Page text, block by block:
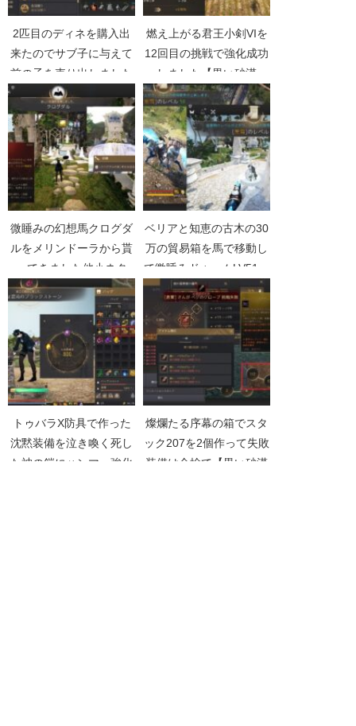
2匹目のディネを購入出
来たのでサブ子に与えて
前の子を売り出しました
【黒い砂漠Part4501】
燃え上がる君王小剣VIを
12回目の挑戦で強化成功
しました【黒い砂漠
Part5153】
微睡みの幻想馬クログダ
ルをメリンドーラから貰
ってきました他小ネタ
【黒い砂漠Part5176】
ベリアと知恵の古木の30
万の貿易箱を馬で移動し
て微睡みドゥームLV51へ
【黒い砂漠Part4827】
トゥバラX防具で作った
沈黙装備を泣き喚く死し
た神の鎧にハンマー強化
燦爛たる序幕の箱でスタ
ック207を2個作って失敗
装備は全捨て【黒い砂漠